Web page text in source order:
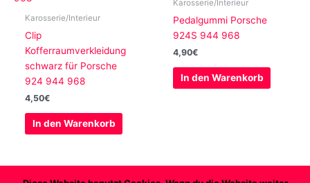
Karosserie/Interieur
Clip
Kofferraumverkleidung
schwarz für Porsche
924 944 968
4,50€
In den Warenkorb
Karosserie/Interieur
Pedalgummi Porsche
924S 944 968
4,90€
In den Warenkorb